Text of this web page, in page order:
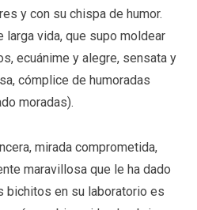
y con su chispa de humor.
larga vida, que supo moldear
ecuánime y alegre, sensata y
cómplice de humoradas
moradas).
mirada comprometida,
maravillosa que le ha dado
bichitos en su laboratorio es